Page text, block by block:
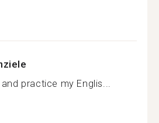
practice my Englis...